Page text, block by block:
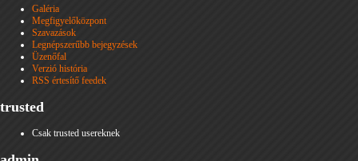
Galéria
Megfigyelőközpont
Szavazások
Legnépszerűbb bejegyzések
Üzenőfal
Verzió história
RSS értesítő feedek
trusted
Csak trusted usereknek